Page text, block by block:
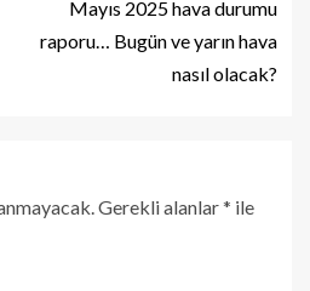
Mayıs 2025 hava durumu
raporu… Bugün ve yarın hava
nasıl olacak?
Gerekli alanlar* ile